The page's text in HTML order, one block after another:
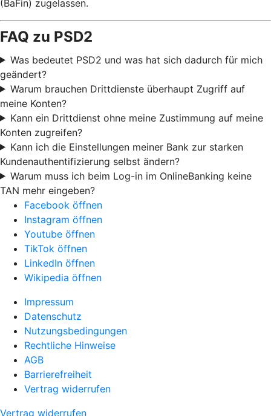
(BaFin) zugelassen.
FAQ zu PSD2
Was bedeutet PSD2 und was hat sich dadurch für mich
geändert?
Warum brauchen Drittdienste überhaupt Zugriff auf
meine Konten?
Kann ein Drittdienst ohne meine Zustimmung auf meine
Konten zugreifen?
Kann ich die Einstellungen meiner Bank zur starken
Kundenauthentifizierung selbst ändern?
Warum muss ich beim Log-in im OnlineBanking keine
TAN mehr eingeben?
Facebook öffnen
Instagram öffnen
Youtube öffnen
TikTok öffnen
LinkedIn öffnen
Wikipedia öffnen
Impressum
Datenschutz
Nutzungsbedingungen
Rechtliche Hinweise
AGB
Barrierefreiheit
Vertrag widerrufen
Vertrag widerrufen